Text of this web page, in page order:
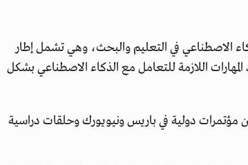
الاصطناعي في التعليم والبحث، وهي تشمل إطار
والتلاميذ، وقد نُشر في عام 2024 لتحديد المهارات اللازمة للتعامل مع الذكاء الاصطناعي بشكل
الدولي للتعليم 2025، حيث تتضمن مؤتمرات دولية في باريس ونيويورك وحلقات دراسية